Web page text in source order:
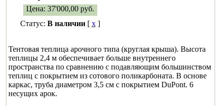
Цена: 37'000,00руб.
Статус: В наличии[ x]
Тентовая теплица арочного типа (круглая крыша). Высота
теплицы 2,4 м обеспечивает больше внутреннего
пространства по сравнению с подавляющим большинством
теплиц с покрытием из сотового поликарбоната. В основе
каркас, труба диаметром 3,5 см с покрытием DuPont. 6
несущих арок.